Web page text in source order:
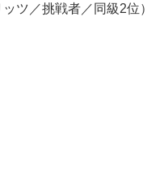
ツ／挑戦者／同級2位）